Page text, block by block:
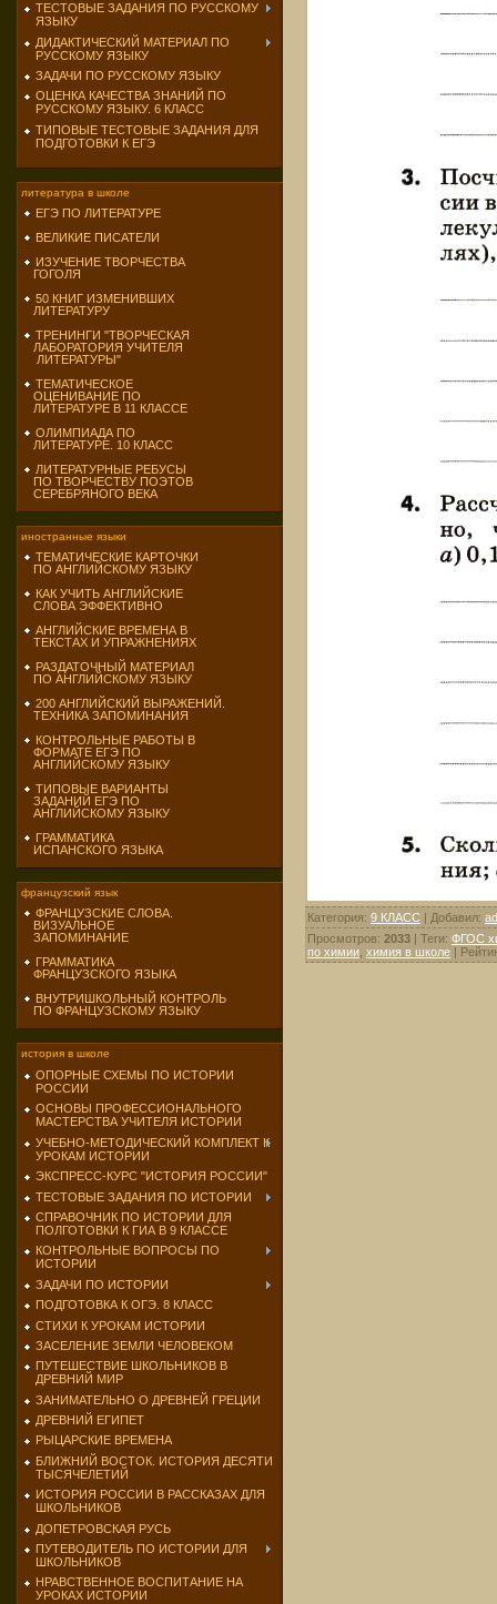
ТЕСТОВЫЕ ЗАДАНИЯ ПО РУССКОМУ
ЯЗЫКУ
ДИДАКТИЧЕСКИЙ МАТЕРИАЛ ПО
РУССКОМУ ЯЗЫКУ
ЗАДАЧИ ПО РУССКОМУ ЯЗЫКУ
ОЦЕНКА КАЧЕСТВА ЗНАНИЙ ПО
РУССКОМУ ЯЗЫКУ. 6 КЛАСС
ТИПОВЫЕ ТЕСТОВЫЕ ЗАДАНИЯ ДЛЯ
ПОДГОТОВКИ К ЕГЭ
литература в школе
ЕГЭ ПО ЛИТЕРАТУРЕ
ВЕЛИКИЕ ПИСАТЕЛИ
ИЗУЧЕНИЕ ТВОРЧЕСТВА
ГОГОЛЯ
50 КНИГ ИЗМЕНИВШИХ
ЛИТЕРАТУРУ
ТРЕНИНГИ "ТВОРЧЕСКАЯ
ЛАБОРАТОРИЯ УЧИТЕЛЯ
ЛИТЕРАТУРЫ"
ТЕМАТИЧЕСКОЕ
ОЦЕНИВАНИЕ ПО
ЛИТЕРАТУРЕ В 11 КЛАССЕ
ОЛИМПИАДА ПО
ЛИТЕРАТУРЕ. 10 КЛАСС
ЛИТЕРАТУРНЫЕ РЕБУСЫ
ПО ТВОРЧЕСТВУ ПОЭТОВ
СЕРЕБРЯНОГО ВЕКА
иностранные языки
ТЕМАТИЧЕСКИЕ КАРТОЧКИ
ПО АНГЛИЙСКОМУ ЯЗЫКУ
КАК УЧИТЬ АНГЛИЙСКИЕ
СЛОВА ЭФФЕКТИВНО
АНГЛИЙСКИЕ ВРЕМЕНА В
ТЕКСТАХ И УПРАЖНЕНИЯХ
РАЗДАТОЧНЫЙ МАТЕРИАЛ
ПО АНГЛИЙСКОМУ ЯЗЫКУ
200 АНГЛИЙСКИЙ ВЫРАЖЕНИЙ.
ТЕХНИКА ЗАПОМИНАНИЯ
КОНТРОЛЬНЫЕ РАБОТЫ В
ФОРМАТЕ ЕГЭ ПО
АНГЛИЙСКОМУ ЯЗЫКУ
ТИПОВЫЕ ВАРИАНТЫ
ЗАДАНИЙ ЕГЭ ПО
АНГЛИЙСКОМУ ЯЗЫКУ
ГРАММАТИКА
ИСПАНСКОГО ЯЗЫКА
французский язык
ФРАНЦУЗСКИЕ СЛОВА.
ВИЗУАЛЬНОЕ
ЗАПОМИНАНИЕ
ГРАММАТИКА
ФРАНЦУЗСКОГО ЯЗЫКА
ВНУТРИШКОЛЬНЫЙ КОНТРОЛЬ
ПО ФРАНЦУЗСКОМУ ЯЗЫКУ
история в школе
ОПОРНЫЕ СХЕМЫ ПО ИСТОРИИ
РОССИИ
ОСНОВЫ ПРОФЕССИОНАЛЬНОГО
МАСТЕРСТВА УЧИТЕЛЯ ИСТОРИИ
УЧЕБНО-МЕТОДИЧЕСКИЙ КОМПЛЕКТ К
УРОКАМ ИСТОРИИ
ЭКСПРЕСС-КУРС "ИСТОРИЯ РОССИИ"
ТЕСТОВЫЕ ЗАДАНИЯ ПО ИСТОРИИ
СПРАВОЧНИК ПО ИСТОРИИ ДЛЯ
ПОЛГОТОВКИ К ГИА В 9 КЛАССЕ
КОНТРОЛЬНЫЕ ВОПРОСЫ ПО
ИСТОРИИ
ЗАДАЧИ ПО ИСТОРИИ
ПОДГОТОВКА К ОГЭ. 8 КЛАСС
СТИХИ К УРОКАМ ИСТОРИИ
ЗАСЕЛЕНИЕ ЗЕМЛИ ЧЕЛОВЕКОМ
ПУТЕШЕСТВИЕ ШКОЛЬНИКОВ В
ДРЕВНИЙ МИР
ЗАНИМАТЕЛЬНО О ДРЕВНЕЙ ГРЕЦИИ
ДРЕВНИЙ ЕГИПЕТ
РЫЦАРСКИЕ ВРЕМЕНА
БЛИЖНИЙ ВОСТОК. ИСТОРИЯ ДЕСЯТИ
ТЫСЯЧЕЛЕТИЙ
ИСТОРИЯ РОССИИ В РАССКАЗАХ ДЛЯ
ШКОЛЬНИКОВ
ДОПЕТРОВСКАЯ РУСЬ
ПУТЕВОДИТЕЛЬ ПО ИСТОРИИ ДЛЯ
ШКОЛЬНИКОВ
НРАВСТВЕННОЕ ВОСПИТАНИЕ НА
УРОКАХ ИСТОРИИ
Категория: 9 КЛАСС | Добавил:
Просмотров: 2033 | Теги: ФГОС
по химии химия в школе |